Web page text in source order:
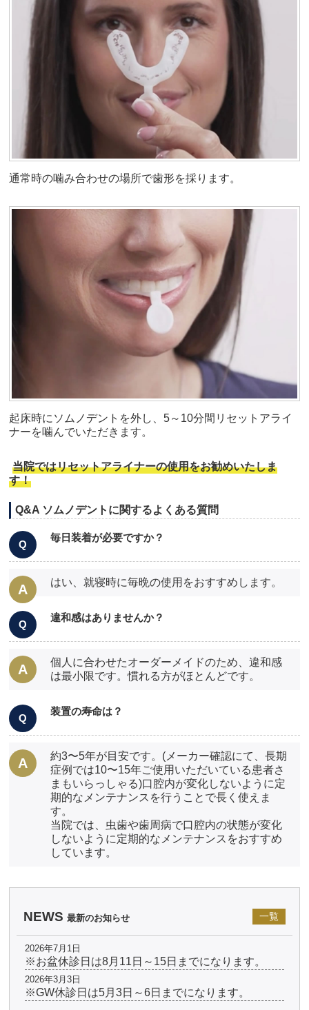
通常時の噛み合わせの場所で歯形を採ります。
起床時にソムノデントを外し、5～10分間リセットアライ
ナーを噛んでいただきます。
当院ではリセットアライナーの使用をお勧めいたしま
す！
Q&A ソムノデントに関するよくある質問
毎日装着が必要ですか？
はい、就寝時に毎晩の使用をおすすめします。
違和感はありませんか？
個人に合わせたオーダーメイドのため、違和感
は最小限です。慣れる方がほとんどです。
装置の寿命は？
約3〜5年が目安です。(メーカー確認にて、長期
症例では10〜15年ご使用いただいている患者さ
まもいらっしゃる)口腔内が変化しないように定
期的なメンテナンスを行うことで長く使えま
す。
当院では、虫歯や歯周病で口腔内の状態が変化
しないように定期的なメンテナンスをおすすめ
しています。
NEWS 最新のお知らせ 一覧
2026年7月1日
※お盆休診日は8月11日～15日までになります。
2026年3月3日
※GW休診日は5月3日～6日までになります。